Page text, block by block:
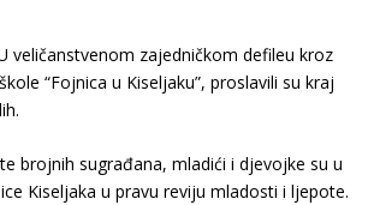
veličanstvenom zajedničkom defileu kroz
“Fojnica u Kiseljaku”, proslavili su kraj
brojnih sugrađana, mladići i djevojke su u
Kiseljaka u pravu reviju mladosti i ljepote.